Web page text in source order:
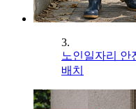
3.
노인일자리 안
배치